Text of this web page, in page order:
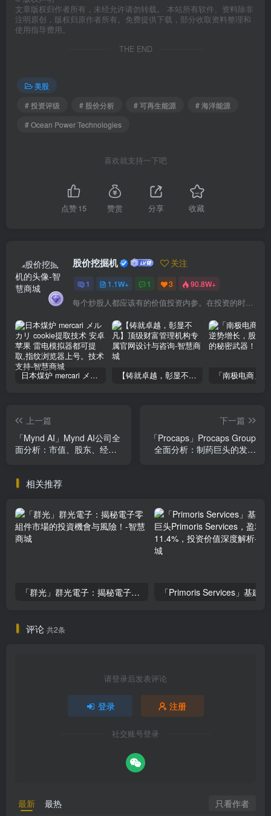
文章版权归作者所有，未经允许请勿转载。 本站所有软件、资料除非
注明原创，版权归原作者所有。免费提供下载，部分收取资料整理和
使用指导费用。
THE END
美股
# 投资评级
# 股价分析 # 可再生能源
# 海洋能源
# Ocean Power Technologies
喜欢就支持一下吧
点赞15 赞赏 分享 收藏
股价挖掘机 关注
1 1.1W+ 1 3 90.8W+
每个炒股人都应该有的价值投资内参。在投资的时候，我们把自己看成是企业分析师——而不是市场分析师，也不是宏观经济分析师，更不是证券分析师。
日本煤炉 mercari メルカリ cookie提取技术 安卓 苹果 雷电模拟器都可提取,指纹浏览器上号。技术支持 【铸就卓越，彰显不凡】顶级财富管理机构专属官网设计与咨询
上一篇
「Mynd AI」Mynd AI公司全
面分析：市值、股东、经
下一篇
「Procaps」Procaps Group
全面分析：制药巨头的发展
相关推荐
「群光」群光電子：揭秘電子零組件市場的投資機會与風險！
评论 共2条
请登录后发表评论
登录 注册
社交账号登录
最新 最热 只看作者